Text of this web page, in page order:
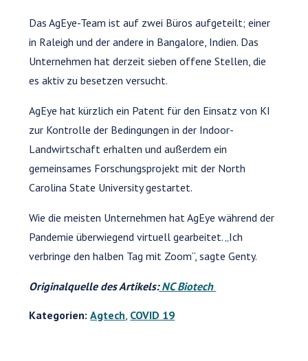
Das AgEye-Team ist auf zwei Büros aufgeteilt; einer
in Raleigh und der andere in Bangalore, Indien. Das
Unternehmen hat derzeit sieben offene Stellen, die
es aktiv zu besetzen versucht.
AgEye hat kürzlich ein Patent für den Einsatz von KI
zur Kontrolle der Bedingungen in der Indoor-
Landwirtschaft erhalten und außerdem ein
gemeinsames Forschungsprojekt mit der North
Carolina State University gestartet.
Wie die meisten Unternehmen hat AgEye während der
Pandemie überwiegend virtuell gearbeitet. „Ich
verbringe den halben Tag mit Zoom“, sagte Genty.
Originalquelle des Artikels:NC Biotech
Kategorien: Agtech COVID 19